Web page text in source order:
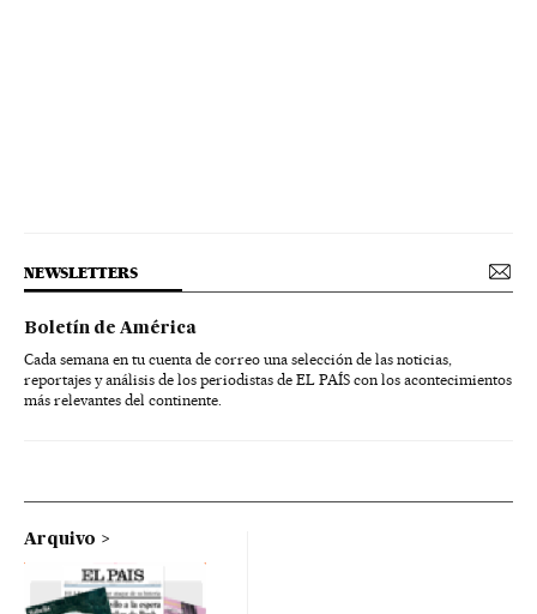
NEWSLETTERS
Boletín de América
Cada semana en tu cuenta de correo una selección de las noticias,
reportajes y análisis de los periodistas de EL PAÍS con los acontecimientos
más relevantes del continente.
Arquivo